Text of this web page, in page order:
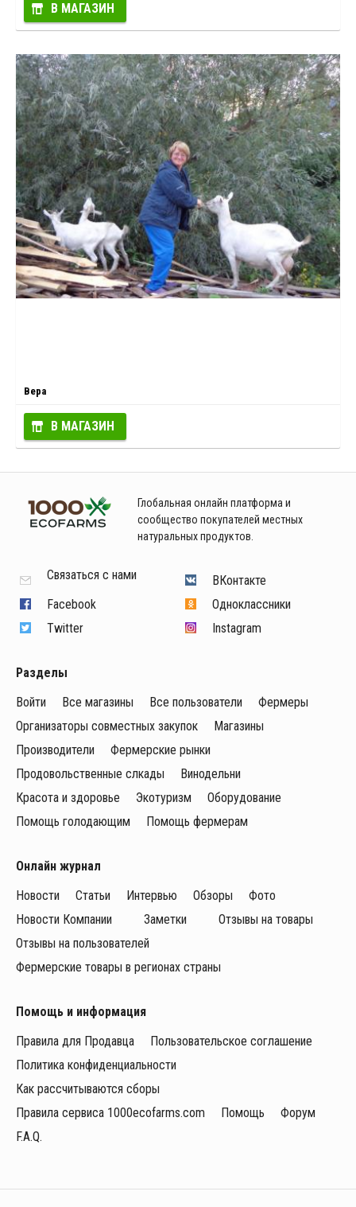
В МАГАЗИН
Вера
В МАГАЗИН
Глобальная онлайн платформа и
сообщество покупателей местных
натуральных продуктов.
Связаться с нами
Facebook
Twitter
ВКонтакте
Одноклассники
Instagram
Разделы
Войти
Все магазины Все пользователи
Фермеры
Организаторы совместных закупок
Магазины
Производители
Фермерские рынки
Продовольственные слкады
Винодельни
Красота и здоровье
Экотуризм
Оборудование
Помощь голодающим
Помощь фермерам
Онлайн журнал
Новости
Статьи Интервью Обзоры
Фото
Новости Компании
Заметки
Отзывы на товары
Отзывы на пользователей
Фермерские товары в регионах страны
Помощь и информация
Правила для Продавца
Пользовательское соглашение
Политика конфиденциальности
Как рассчитываются сборы
Правила сервиса 1000ecofarms.com
Помощь
Форум
F.A.Q.